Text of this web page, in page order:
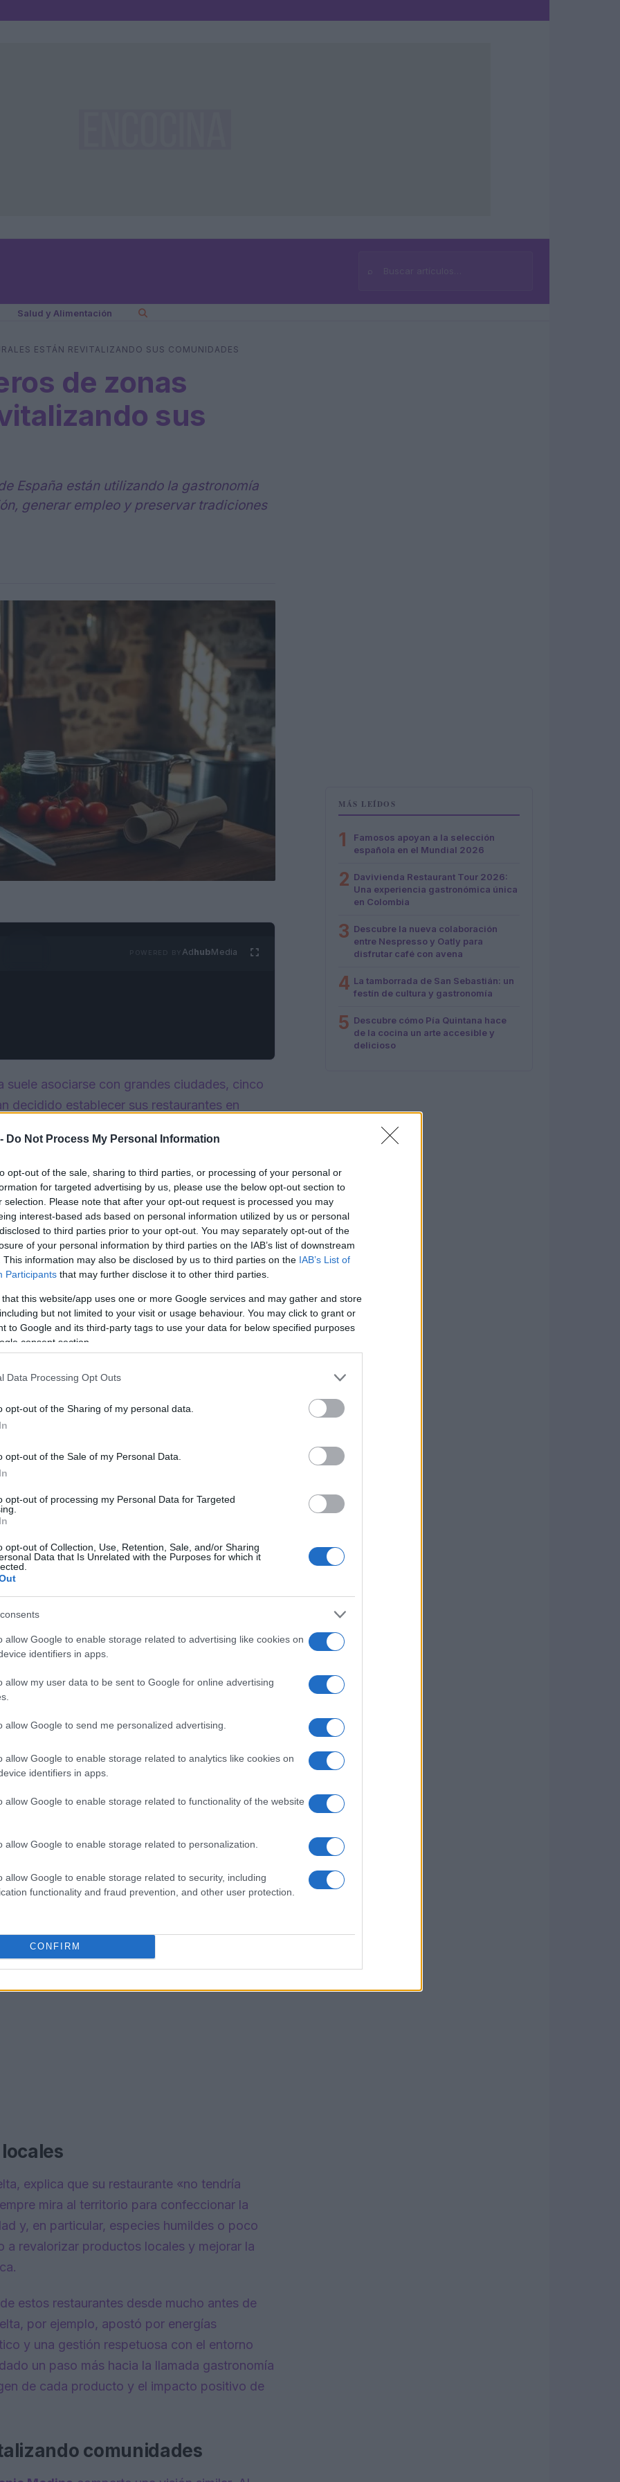
Do Not Process My Personal Information
opt-out of the sale, sharing to third parties, or processing of your personal or
for targeted advertising by us, please use the below opt-out section to
selection. Please note that after your opt-out request is processed you may
interest-based ads based on personal information utilized by us or personal
to third parties prior to your opt-out. You may separately opt-out of the
of your personal information by third parties on the IAB’s list of downstream
This information may also be disclosed by us to third parties on the IAB’s List of
Participants that may further disclose it to other third parties.
that this website/app uses one or more Google services and may gather and store
but not limited to your visit or usage behaviour. You may click to grant or
to Google and its third-party tags to use your data for below specified purposes
consent section.
Data Processing Opt Outs
opt-out of the Sharing of my personal data.
opt-out of the Sale of my Personal Data.
opt-out of processing my Personal Data for Targeted
opt-out of Collection, Use, Retention, Sale, and/or Sharing
Data that Is Unrelated with the Purposes for which it
allow Google to enable storage related to advertising like cookies on
identifiers in apps.
allow my user data to be sent to Google for online advertising
allow Google to send me personalized advertising.
allow Google to enable storage related to analytics like cookies on
identifiers in apps.
allow Google to enable storage related to functionality of the website
allow Google to enable storage related to personalization.
allow Google to enable storage related to security, including
functionality and fraud prevention, and other user protection.
CONFIRM
⌕Buscar
Salud y Alimentación
ESTÁN REVITALIZANDO SUS COMUNIDADES
de zonas
sus
España están utilizando la gastronomía
generar empleo y preservar tradiciones
AdhubMedia
suele asociarse con grandes ciudades, cinco
decidido establecer sus restaurantes en
herramienta para revitalizar sus
deCastilla-La Mancha, Cataluña, Canarias
demostrando que la gastronomía puede ser
en el Molino de Alcuneza para celebrar
& Châteaux y visibilizar su realidad
sus experiencias y reflexiones sobre
población, generar empleo y preservar
de desarrollo rural
un negocio, sino una forma de construir
suma no suma, sino que multiplica». Trabajar
cuestión de abastecimiento, sino una forma
para trabajar con personas con rostro, con
construimos algo que merece la
haciendo un esfuerzo por apoyar
tenderían a desaparecer. Anteponen el
de un sentimiento de comunidad.
explica que su restaurante «no tendría
mira al territorio para confeccionar la
y, en particular, especies humildes o poco
revalorizar productos locales y mejorar la
estos restaurantes desde mucho antes de
por ejemplo, apostó por energías
y una gestión respetuosa con el entorno
un paso más hacia la llamada gastronomía
de cada producto y el impacto positivo de
comunidades
MÁS LEÍDOS
1
Famosos apoyan a la selección
española en el Mundial 2026
2 Davivienda Restaurant Tour 2026:
Una experiencia gastronómica única
en Colombia
3 Descubre la nueva colaboración
entre Nespresso y Oatly para
disfrutar café con avena
4 La tamborrada de San Sebastián: un
festín de cultura y gastronomía
5 Descubre cómo Pía Quintana hace
de la cocina un arte accesible y
delicioso